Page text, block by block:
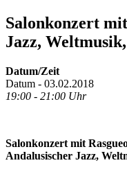
Salonkonzert
Jazz,
Datum/Zeit
Datum - 03.02.2018
19:00 - 21:00 Uhr
Salonkonzert mit
Andalusischer Jazz,